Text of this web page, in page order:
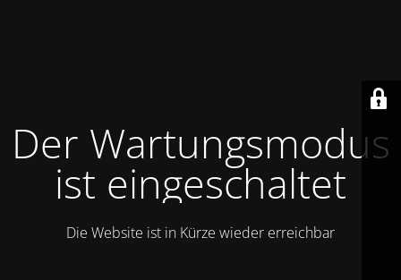
Der Wartungsmodus
ist eingeschaltet
Die Website ist in Kürze wieder erreichbar